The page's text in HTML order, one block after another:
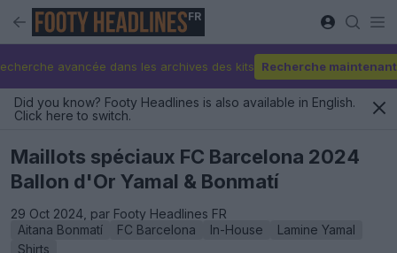
FR
avancée dans les archives des kits Recherche maintenant
Did you know? Footy Headlines is also available in English.
Click here to switch.
Maillots spéciaux FC Barcelona 2024
Ballon d'Or Yamal & Bonmatí
29 Oct 2024, par Footy Headlines FR
Aitana Bonmatí
FC Barcelona In-House
Lamine Yamal
Shirts